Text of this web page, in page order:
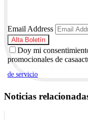
Email Address
Doy mi
promocionales de
de servicio
Noticias